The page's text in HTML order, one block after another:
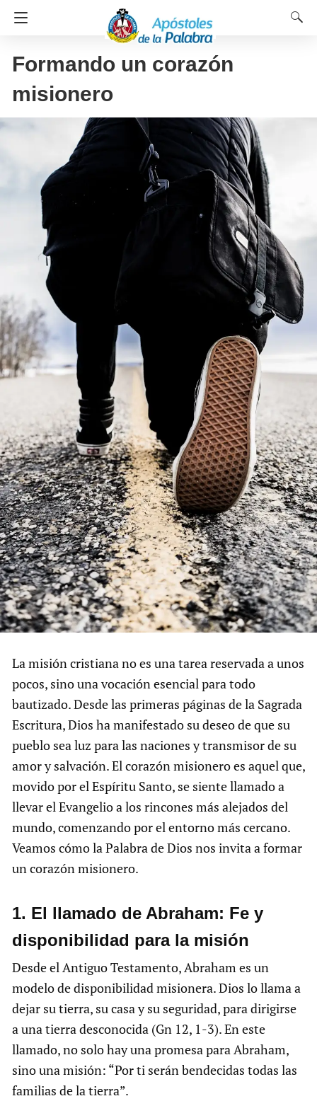
Formando un corazón
misionero
La misión cristiana no es una tarea reservada a unos
pocos, sino una vocación esencial para todo
bautizado. Desde las primeras páginas de la Sagrada
Escritura, Dios ha manifestado su deseo de que su
pueblo sea luz para las naciones y transmisor de su
amor y salvación. El corazón misionero es aquel que,
movido por el Espíritu Santo, se siente llamado a
llevar el Evangelio a los rincones más alejados del
mundo, comenzando por el entorno más cercano.
Veamos cómo la Palabra de Dios nos invita a formar
un corazón misionero.
1. El llamado de Abraham: Fe y
disponibilidad para la misión
Desde el Antiguo Testamento, Abraham es un
modelo de disponibilidad misionera. Dios lo llama a
dejar su tierra, su casa y su seguridad, para dirigirse
a una tierra desconocida (Gn 12, 1-3). En este
llamado, no solo hay una promesa para Abraham,
sino una misión: “Por ti serán bendecidas todas las
familias de la tierra”.